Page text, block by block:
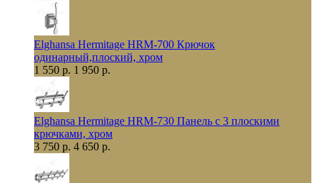
Elghansa Hermitage HRM-700 Крючок
одинарный,плоский, хром
1 550 р. 1 950 р.
Elghansa Hermitage HRM-730 Панель с 3 плоскими
крючками, хром
3 750 р. 4 650 р.